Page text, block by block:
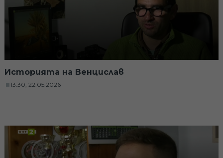
Историята на Венцислав
13:30, 22.05.2026